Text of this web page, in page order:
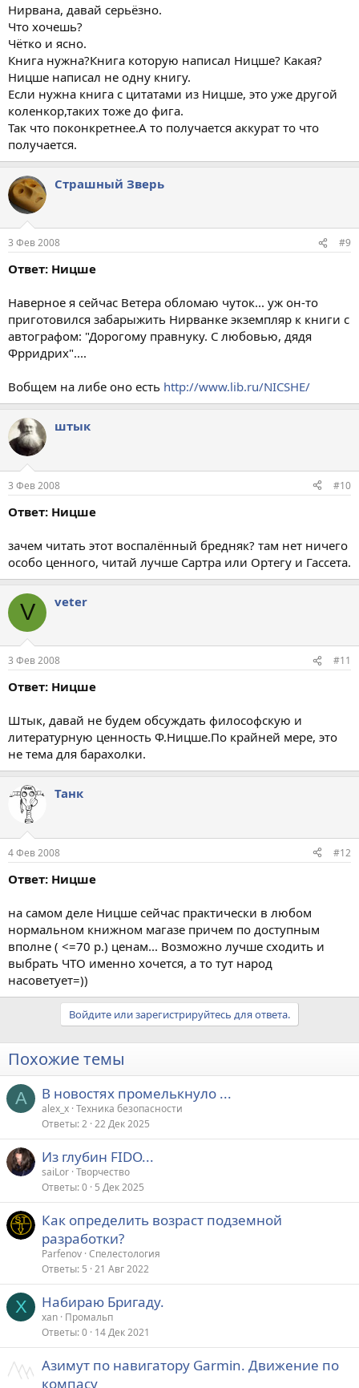
Нирвана, давай серьёзно.
Что хочешь?
Чётко и ясно.
Книга нужна?Книга которую написал Ницше? Какая?
Ницше написал не одну книгу.
Если нужна книга с цитатами из Ницше, это уже другой
коленкор,таких тоже до фига.
Так что поконкретнее.А то получается аккурат то что
получается.
Страшный Зверь
3 Фев 2008 #9
Ответ: Ницше
Наверное я сейчас Ветера обломаю чуток... уж он-то
приготовился забарыжить Нирванке экземпляр к книги с
автографом: "Дорогому правнуку. С любовью, дядя
Фрридрих"....
Вобщем на либе оно есть http://www.lib.ru/NICSHE/
штык
3 Фев 2008 #10
Ответ: Ницше
зачем читать этот воспалённый бредняк? там нет ничего
особо ценного, читай лучше Сартра или Ортегу и Гассета.
V veter
3 Фев 2008 #11
Ответ: Ницше
Штык, давай не будем обсуждать философскую и
литературную ценность Ф.Ницше.По крайней мере, это
не тема для барахолки.
Танк
4 Фев 2008 #12
Ответ: Ницше
на самом деле Ницше сейчас практически в любом
нормальном книжном магазе причем по доступным
вполне ( <=70 p.) ценам... Возможно лучше сходить и
выбрать ЧТО именно хочется, а то тут народ
насоветует=))
Войдите или зарегистрируйтесь для ответа.
Похожие темы
A В новостях промелькнуло ...
alex_x Техника безопасности
Ответы 2 22 Дек 2025
Из глубин FIDO...
saiLor Творчество
Ответы 0 5 Дек 2025
Как определить возраст подземной
разработки?
Parfenov Спелестология
Ответы 5 21 Авг 2022
X Набираю Бригаду.
xan Промальп
Ответы 0 14 Дек 2021
Азимут по навигатору Garmin. Движение по
компасу